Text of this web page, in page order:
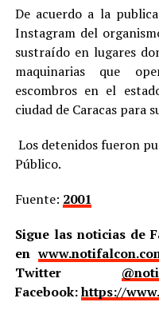
De acuerdo a la
Instagram del
sustraído en lugares
maquinarias que
escombros en el
ciudad de Caracas para
Los detenidos fueron
Público.
Fuente: 2001
Sigue las noticias de
en
Twitter
Facebook:https://